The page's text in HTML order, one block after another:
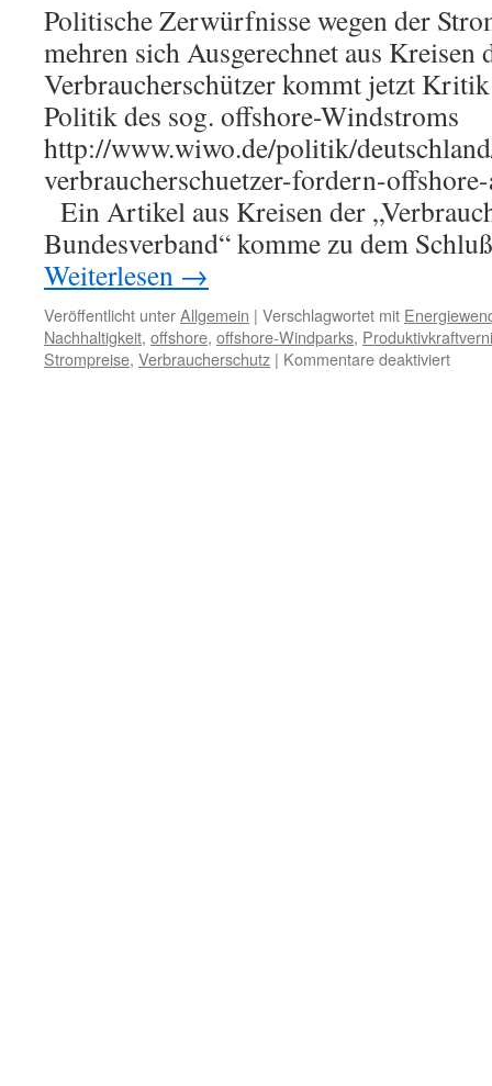
Politische Zerwürfnisse wegen der
mehren sich Ausgerechnet aus Kreisen
Verbraucherschützer kommt jetzt
Politik des sog. offshore-Windstroms
http://www.wiwo.de/politik/
verbraucherschuetzer-fordern-
Ein Artikel aus Kreisen der
Bundesverband“ komme zu dem
Weiterlesen →
Veröffentlicht unterAllgemein | Verschlagwortet mit
Nachhaltigkeit, offshore, offshore-Windparks,
Strompreise, Verbraucherschutz | Kommentare deaktiviertfür